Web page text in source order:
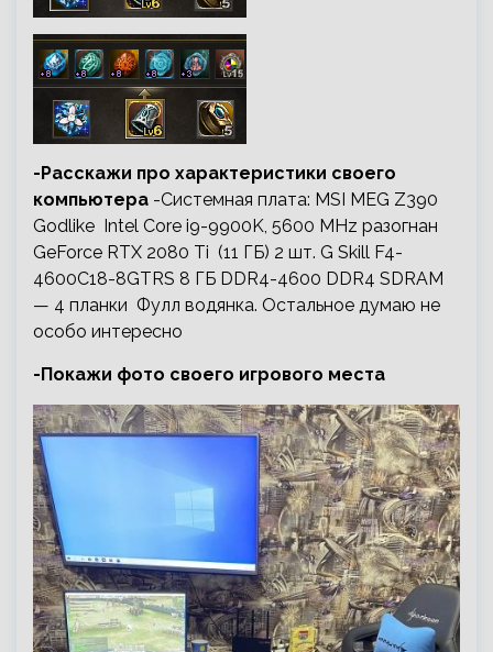
-Расскажи про характеристики своего
компьютера -Системная плата: MSI MEG Z390
Godlike Intel Core i9-9900K, 5600 MHz разогнан
GeForce RTX 2080 Ti (11 ГБ) 2 шт. G Skill F4-
4600C18-8GTRS 8 ГБ DDR4-4600 DDR4 SDRAM
— 4 планки Фулл водянка. Остальное думаю не
особо интересно
-Покажи фото своего игрового места